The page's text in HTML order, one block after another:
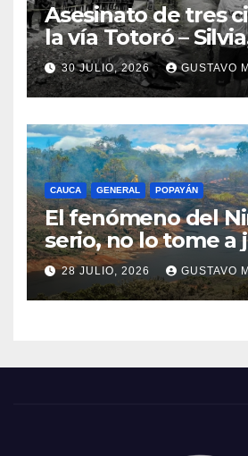
Asesinato de tres
la vía Totoró –
consternación en
30 JULIO, 2026 GUSTAVO
CAUCA GENERAL POPAYÁN
El fenómeno del
serio, no lo tome a
28 JULIO, 2026 GUSTAVO